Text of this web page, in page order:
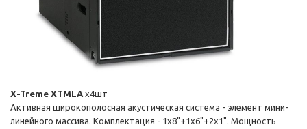
X-Treme XTMLA x4шт
Активная широкополосная акустическая система - элемент мини-
линейного массива. Комплектация - 1x8"+1x6"+2x1". Мощность